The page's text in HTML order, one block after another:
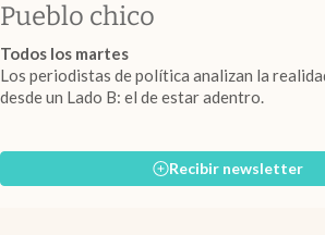
Pueblo chico
Todos los martes
Los periodistas de política analizan la
desde un Lado B: el de estar adentro.
Recibir newsletter